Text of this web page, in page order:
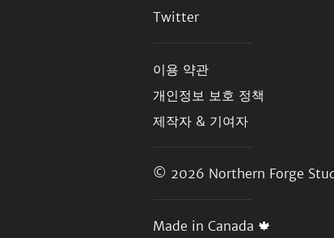
Twitter
이용 약관
개인정보 보호 정책
제작자 & 기여자
© 2026 Northern Forge
Made in Canada 🍁